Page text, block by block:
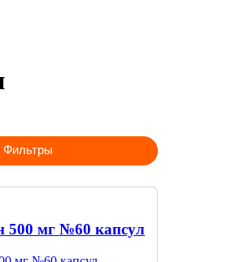
Фильтры
500 мг №60 капсул